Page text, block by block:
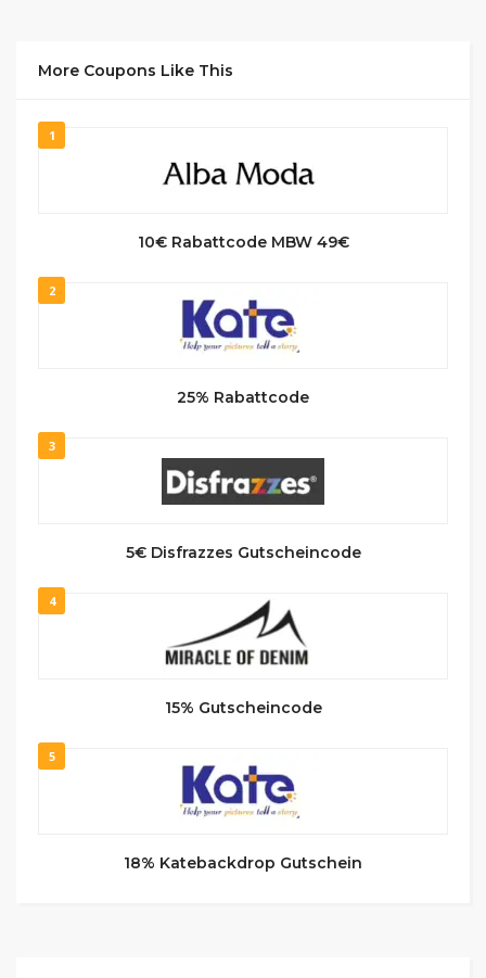
More Coupons Like This
1
10€ Rabattcode MBW 49€
2
25% Rabattcode
3
5€ Disfrazzes Gutscheincode
4
15% Gutscheincode
5
18% Katebackdrop Gutschein